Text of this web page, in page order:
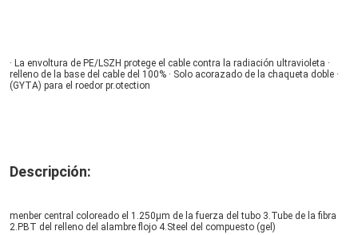
· La envoltura de PE/LSZH protege el cable contra la radiación ultravioleta ·
relleno de la base del cable del 100% · Solo acorazado de la chaqueta doble ·
(GYTA) para el roedor pr.otection
Descripción:
menber central coloreado el 1.250μm de la fuerza del tubo 3.Tube de la fibra